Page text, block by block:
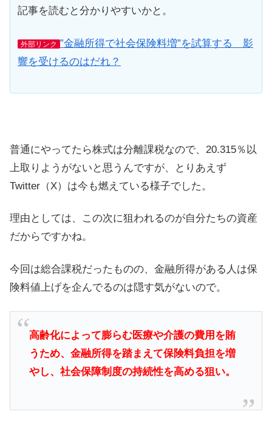
記事を読むと分かりやすいかと。
外部リンク ”金融所得で社会保険料増”を試算する 影
響を受けるのはだれ？
普通にやってたら株式は分離課税なので、20.315％以
上取りようがないと思うんですが、とりあえず
Twitter（X）は今も燃えている様子でした。
理由としては、この次に狙われるのが自分たちの資産
だからですかね。
今回は総合課税だったものの、金融所得がある人は保
険料値上げを企んでるのは隠す気がないので。
高齢化によって膨らむ医療や介護の費用を賄
うため、金融所得を踏まえて保険料負担を増
やし、社会保障制度の持続性を高める狙い。